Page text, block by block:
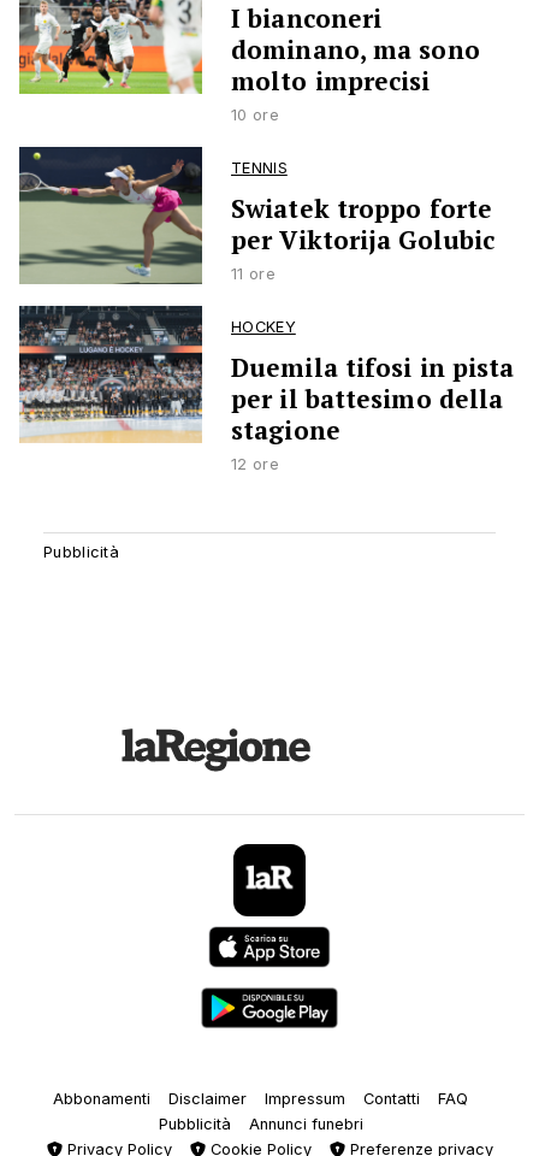
I bianconeri
dominano, ma sono
molto imprecisi
10 ore
TENNIS
Swiatek troppo forte
per Viktorija Golubic
11 ore
HOCKEY
Duemila tifosi in pista
per il battesimo della
stagione
12 ore
Abbonamenti Disclaimer Impressum Contatti
FAQ
Pubblicità
Annunci funebri
Privacy Policy
Cookie Policy Preferenze privacy